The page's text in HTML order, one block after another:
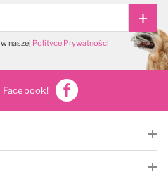
naszej Polityce Prywatności
Facebook!